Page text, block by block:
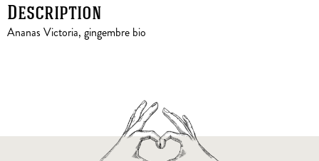
Description
Ananas Victoria, gingembre bio